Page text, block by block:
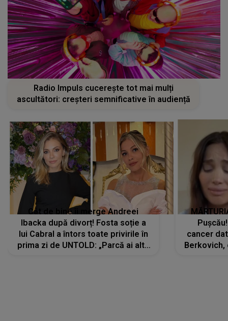
Radio Impuls cucerește tot mai mulți
ascultători: creșteri semnificative în audiență
Cât de bine îi merge Andreei
Ibacka după divorț! Fosta soție a
lui Cabral a întors toate privirile în
prima zi de UNTOLD: „Parcă ai altă
cancer